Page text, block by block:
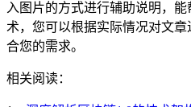
入图片的方式进行辅助说明，
术，您可以根据实际情况对文
合您的需求。
相关阅读：